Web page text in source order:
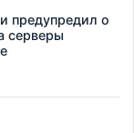
предупредил о
серверы